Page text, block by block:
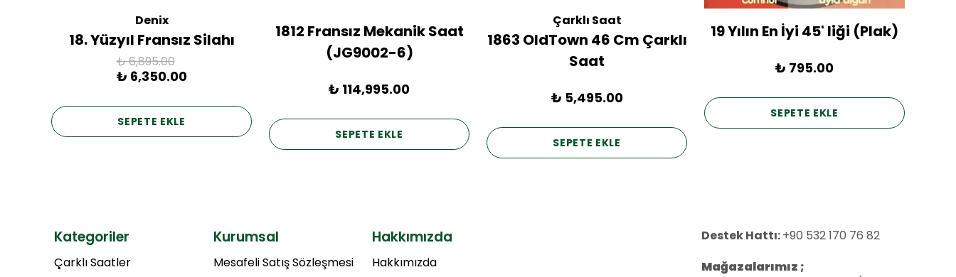
Denix
18. Yüzyıl Fransız Silahı
₺ 6,895.00
₺ 6,350.00
SEPETE EKLE
1812 Fransız Mekanik Saat
(JG9002-6)
₺ 114,995.00
SEPETE EKLE
Çarklı Saat
1863 OldTown 46 Cm Çarklı
Saat
₺ 5,495.00
SEPETE EKLE
19 Yılın En İyi 45' liği (Plak)
₺ 795.00
SEPETE EKLE
Kategoriler
Çarklı Saatler
Kurumsal
Mesafeli Satış Sözleşmesi
Hakkımızda
Hakkımızda
Destek Hattı:+90 532 170 76 82
Mağazalarımız ;